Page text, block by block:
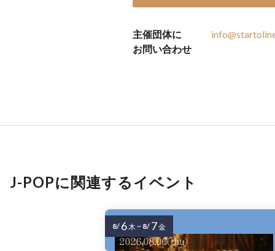
主催団体に
お問い合わせ
J-POPに関連するイベント
8/ 6木~ 8/ 7金